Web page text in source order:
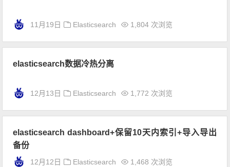
11月19日 Elasticsearch 1,804 次浏览
elasticsearch数据冷热分离
12月13日 Elasticsearch 1,772 次浏览
elasticsearch dashboard+保留10天内索引+导入导出
备份
12月12日 Elasticsearch 1,468 次浏览